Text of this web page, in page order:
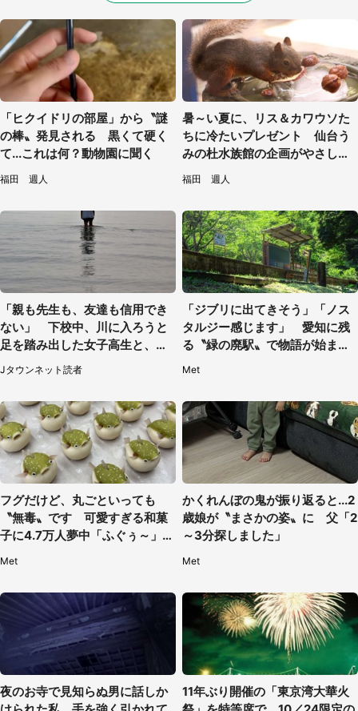
「ヒクイドリの部屋」から〝謎
の棒〟発見される 黒くて硬く
て...これは何？動物園に聞く
福田 週人
暑～い夏に、リス＆カワウソた
ちに冷たいプレゼント 仙台う
みの杜水族館の企画がやさしい
【7／31～8／23】
福田 週人
「親も先生も、友達も信用でき
ない」 下校中、川に入ろうと
足を踏み出した女子高生と、彼
女を止めた予想外の存在
Jタウンネット読者
「ジブリに出てきそう」「ノス
タルジー感じます」 愛知に残
る〝緑の廃駅〟で物語が始まり
Met
フグだけど、丸ごといっても
〝無毒〟です 可愛すぎる和菓
子に4.7万人夢中「ふぐぅ～」
Met
かくれんぼの鬼が振り返ると...2
歳娘が〝まさかの姿〟に 父「2
～3分探しました」
Met
夜のお寺で見知らぬ男に話しか
11年ぶり開催の「東京湾大華火